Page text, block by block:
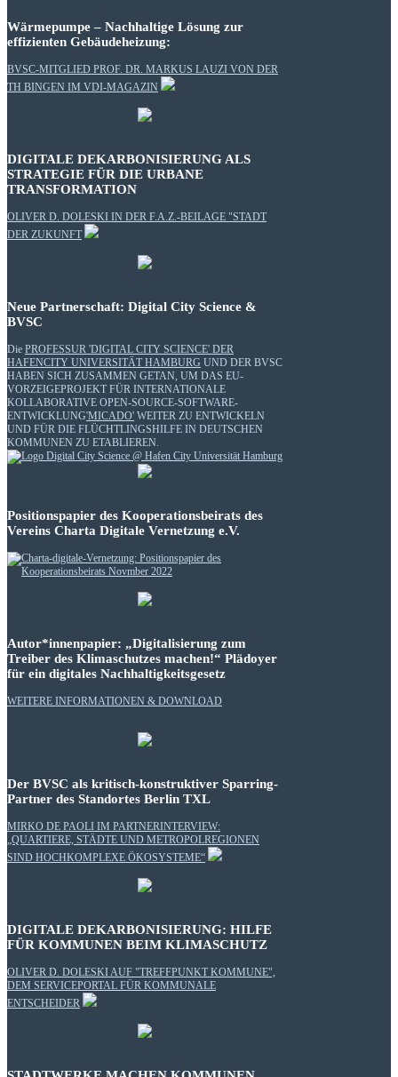
Wärmepumpe – Nachhaltige Lösung zur
effizienten Gebäudeheizung:
BVSC-MITGLIED PROF. DR. MARKUS LAUZI VON DER
TH BINGEN IM VDI-MAGAZIN
DIGITALE DEKARBONISIERUNG ALS
STRATEGIE FÜR DIE URBANE
TRANSFORMATION
OLIVER D. DOLESKI IN DER F.A.Z.-BEILAGE "STADT
DER ZUKUNFT
Neue Partnerschaft: Digital City Science &
BVSC
Die PROFESSUR 'DIGITAL CITY SCIENCE' DER
HAFENCITY UNIVERSITÄT HAMBURG UND DER BVSC
HABEN SICH ZUSAMMEN GETAN, UM DAS EU-
VORZEIGEPROJEKT FÜR INTERNATIONALE
KOLLABORATIVE OPEN-SOURCE-SOFTWARE-
ENTWICKLUNG'MICADO' WEITER ZU ENTWICKELN
UND FÜR DIE FLÜCHTLINGSHILFE IN DEUTSCHEN
KOMMUNEN ZU ETABLIEREN.
Positionspapier des Kooperationsbeirats des
Vereins Charta Digitale Vernetzung e.V.
Autor*innenpapier: „Digitalisierung zum
Treiber des Klimaschutzes machen!“ Plädoyer
für ein digitales Nachhaltigkeitsgesetz
WEITERE INFORMATIONEN & DOWNLOAD
Der BVSC als kritisch-konstruktiver Sparring-
Partner des Standortes Berlin TXL
MIRKO DE PAOLI IM PARTNERINTERVIEW:
„QUARTIERE, STÄDTE UND METROPOLREGIONEN
SIND HOCHKOMPLEXE ÖKOSYSTEME“
DIGITALE DEKARBONISIERUNG: HILFE
FÜR KOMMUNEN BEIM KLIMASCHUTZ
OLIVER D. DOLESKI AUF "TREFFPUNKT KOMMUNE",
DEM SERVICEPORTAL FÜR KOMMUNALE
ENTSCHEIDER